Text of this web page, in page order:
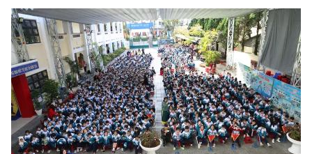
Thế giới đó đây
Câu chuyện quốc tế
Tài chính
Thị trường
Góc doanh nghiệp
Dữ liệu và đời sống
Truyền hình
Phim VTV
Hậu trường
Giải trí
Điện ảnh